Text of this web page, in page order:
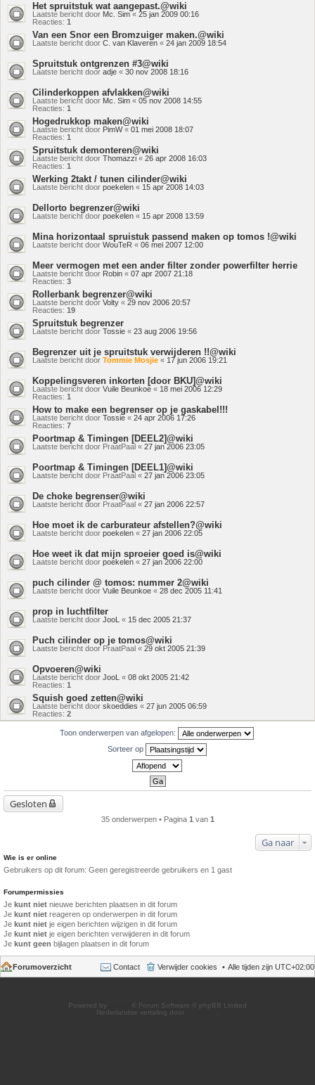
Het spruitstuk wat aangepast.@wiki
Laatste bericht door Mc. Sim« 25 jan 2009 00:16
Reacties: 1
Van een Snor een Bromzuiger maken.@wiki
Laatste bericht door C. van Klaveren « 24 jan 2009 18:54
Spruitstuk ontgrenzen #3@wiki
Laatste bericht door adje « 30 nov 2008 18:16
Cilinderkoppen afvlakken@wiki
Laatste bericht door Mc. Sim « 05 nov 2008 14:55
Reacties: 1
Hogedrukkop maken@wiki
Laatste bericht door PimW« 01 mei 2008 18:07
Reacties: 1
Spruitstuk demonteren@wiki
Laatste bericht door Thomazzi « 26 apr 2008 16:03
Reacties: 1
Werking 2takt / tunen cilinder@wiki
Laatste bericht door poekelen « 15 apr 2008 14:03
Dellorto begrenzer@wiki
Laatste bericht door poekelen « 15 apr 2008 13:59
Mina horizontaal spruistuk passend maken op tomos !@wiki
Laatste bericht door WouTeR « 06 mei 2007 12:00
Meer vermogen met een ander filter zonder powerfilter herrie
Laatste bericht door Robin « 07 apr 2007 21:18
Reacties: 3
Rollerbank begrenzer@wiki
Laatste bericht door Volty « 29 nov 2006 20:57
Reacties: 19
Spruitstuk begrenzer
Laatste bericht door Tossie « 23 aug 2006 19:56
Begrenzer uit je spruitstuk verwijderen !!@wiki
Laatste bericht door Tommie Mosjie « 17 jun 2006 19:21
Koppelingsveren inkorten [door BKU]@wiki
Laatste bericht door Vuile Beunkoe « 18 mei 2006 12:29
Reacties: 1
How to make een begrenser op je gaskabel!!!
Laatste bericht door Tossie « 24 apr 2006 17:26
Reacties: 7
Poortmap & Timingen [DEEL2]@wiki
Laatste bericht door PraatPaal « 27 jan 2006 23:05
Poortmap & Timingen [DEEL1]@wiki
Laatste bericht door PraatPaal « 27 jan 2006 23:05
De choke begrenser@wiki
Laatste bericht door PraatPaal « 27 jan 2006 22:57
Hoe moet ik de carburateur afstellen?@wiki
Laatste bericht door poekelen « 27 jan 2006 22:05
Hoe weet ik dat mijn sproeier goed is@wiki
Laatste bericht door poekelen « 27 jan 2006 22:00
puch cilinder @ tomos: nummer 2@wiki
Laatste bericht door Vuile Beunkoe « 28 dec 2005 11:41
prop in luchtfilter
Laatste bericht door JooL « 15 dec 2005 21:37
Puch cilinder op je tomos@wiki
Laatste bericht door PraatPaal « 29 okt 2005 21:39
Opvoeren@wiki
Laatste bericht door JooL « 08 okt 2005 21:42
Reacties: 1
Squish goed zetten@wiki
Laatste bericht door skoeddies « 27 jun 2005 06:59
Reacties: 2
Toon onderwerpen van afgelopen:
Sorteer op
Gesloten
35 onderwerpen • Pagina 1 van 1
Ga naar
Wie is er online
Gebruikers op dit forum: Geen geregistreerde gebruikers en 1 gast
Forumpermissies
Je kunt niet nieuwe berichten plaatsen in dit forum
Je kunt niet reageren op onderwerpen in dit forum
Je kunt niet je eigen berichten wijzigen in dit forum
Je kunt niet je eigen berichten verwijderen in dit forum
Je kunt geen bijlagen plaatsen in dit forum
Forumoverzicht Alle tijden zijn UTC+02:00
Verwijder cookies
Contact
Powered by
® Forum Software © phpBB Limited
Nederlandse vertaling door